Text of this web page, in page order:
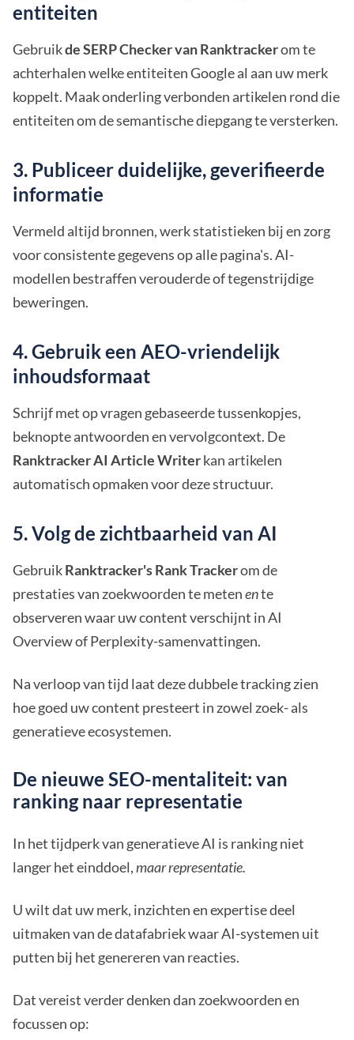
entiteiten
Gebruikde SERP Checker van Ranktrackerom te
achterhalen welke entiteiten Google al aan uw merk
koppelt. Maak onderling verbonden artikelen rond die
entiteiten om de semantische diepgang te versterken.
3. Publiceer duidelijke, geverifieerde
informatie
Vermeld altijd bronnen, werk statistieken bij en zorg
voor consistente gegevens op alle pagina's. AI-
modellen bestraffen verouderde of tegenstrijdige
beweringen.
4. Gebruik een AEO-vriendelijk
inhoudsformaat
Schrijf met op vragen gebaseerde tussenkopjes,
beknopte antwoorden en vervolgcontext. De
Ranktracker AI Article Writerkan artikelen
automatisch opmaken voor deze structuur.
5. Volg de zichtbaarheid van AI
GebruikRanktracker's Rank Trackerom de
prestaties van zoekwoorden te metenente
observeren waar uw content verschijnt in AI
Overview of Perplexity-samenvattingen.
Na verloop van tijd laat deze dubbele tracking zien
hoe goed uw content presteert in zowel zoek- als
generatieve ecosystemen.
De nieuwe SEO-mentaliteit: van
ranking naar representatie
In het tijdperk van generatieve AI is ranking niet
langer het einddoel,maar representatie.
U wilt dat uw merk, inzichten en expertise deel
uitmaken van de datafabriek waar AI-systemen uit
putten bij het genereren van reacties.
Dat vereist verder denken dan zoekwoorden en
focussen op: